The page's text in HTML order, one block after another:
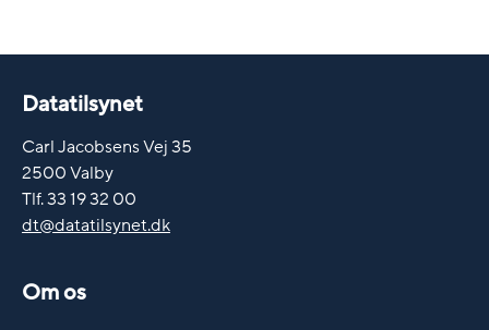
Datatilsynet
Carl Jacobsens Vej 35
2500 Valby
Tlf. 33 19 32 00
dt@datatilsynet.dk
Om os